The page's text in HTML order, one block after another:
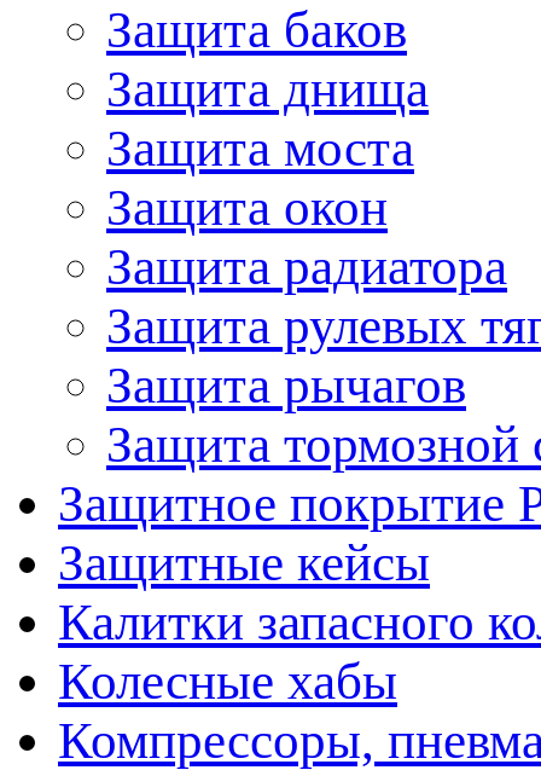
Защита баков
Защита днища
Защита моста
Защита окон
Защита радиатора
Защита рулевых
Защита рычагов
Защита тормозной
Защитное покрытие
Защитные кейсы
Калитки запасного
Колесные хабы
Компрессоры,